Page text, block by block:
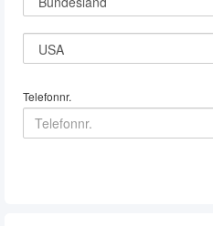
Telefonnr.